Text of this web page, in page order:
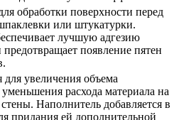
обработки поверхности перед
или штукатурки.
лучшую адгезию
предотвращает появление пятен
для увеличения объема
расхода материала на
Наполнитель добавляется в
придания ей дополнительной